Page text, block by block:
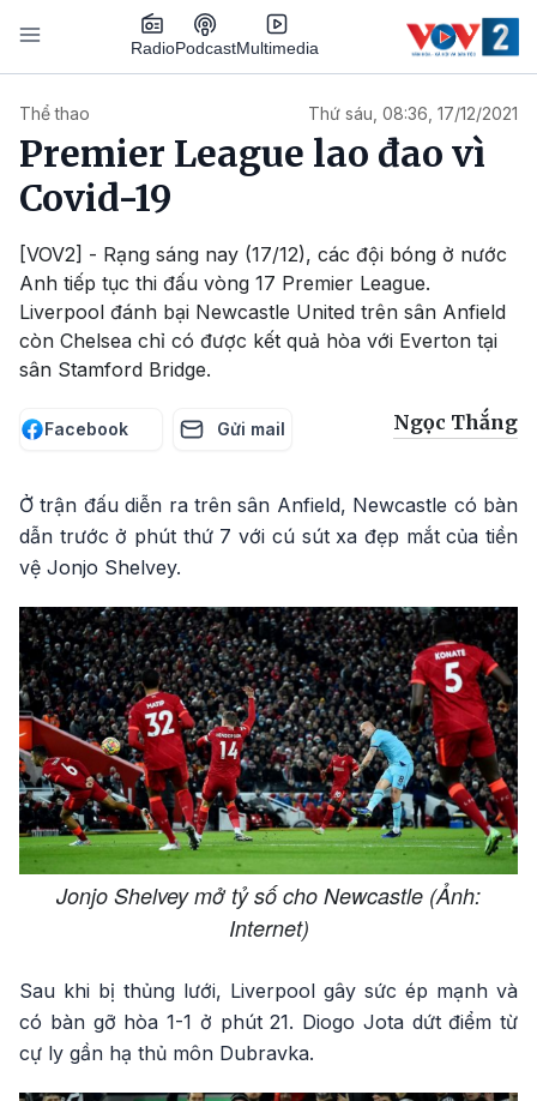
Nhảy đến nội dung
RadioPodcastMultimedia
Thể thao Thứ sáu, 08:36, 17/12/2021
Premier League lao đao vì
Covid-19
[VOV2] - Rạng sáng nay (17/12), các đội bóng ở nước
Anh tiếp tục thi đấu vòng 17 Premier League.
Liverpool đánh bại Newcastle United trên sân Anfield
còn Chelsea chỉ có được kết quả hòa với Everton tại
sân Stamford Bridge.
Facebook Gửi mail Ngọc Thắng
Ở trận đấu diễn ra trên sân Anfield, Newcastle có bàn
dẫn trước ở phút thứ 7 với cú sút xa đẹp mắt của tiền
vệ Jonjo Shelvey.
Jonjo Shelvey mở tỷ số cho Newcastle (Ảnh:
Internet)
Sau khi bị thủng lưới, Liverpool gây sức ép mạnh và
có bàn gỡ hòa 1-1 ở phút 21. Diogo Jota dứt điểm từ
cự ly gần hạ thủ môn Dubravka.